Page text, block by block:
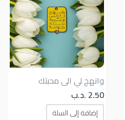
وانهج لي الى محبتك
2.50 .د.ب
إضافة إلى السلة